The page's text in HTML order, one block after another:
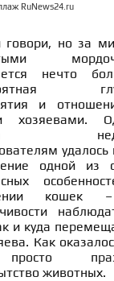
RuNews24.ru
говори, но за
нечто
и
хозяевами.
удалось
одной из
кошек
и куда
Как
животных.